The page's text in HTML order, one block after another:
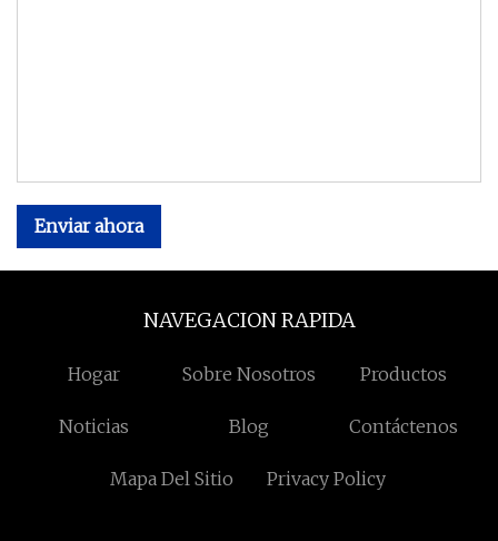
Enviar ahora
NAVEGACION RAPIDA
Hogar Sobre Nosotros Productos
Noticias Blog Contáctenos
Mapa Del Sitio Privacy Policy